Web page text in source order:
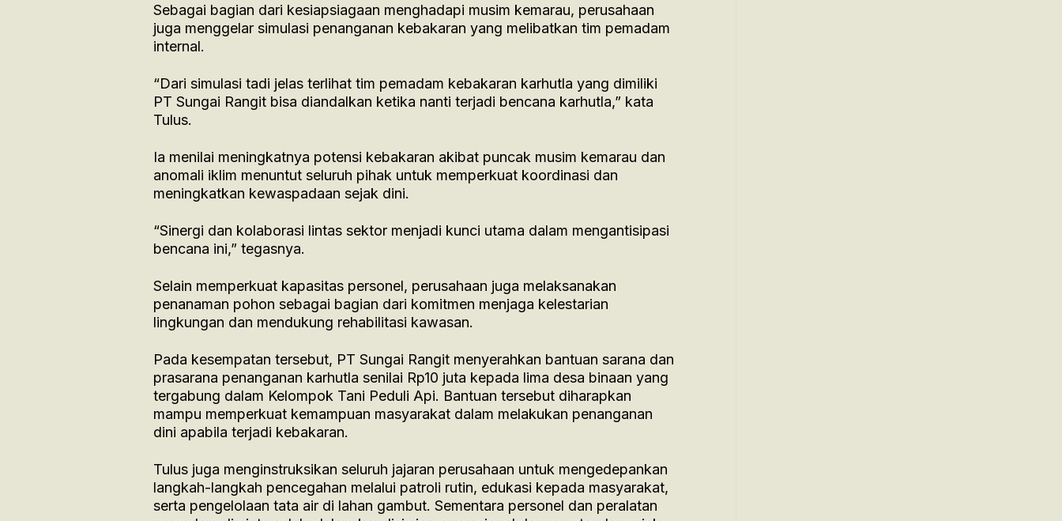
Sebagai bagian dari kesiapsiagaan menghadapi musim kemarau, perusahaan
juga menggelar simulasi penanganan kebakaran yang melibatkan tim pemadam
internal.
“Dari simulasi tadi jelas terlihat tim pemadam kebakaran karhutla yang dimiliki
PT Sungai Rangit bisa diandalkan ketika nanti terjadi bencana karhutla,” kata
Tulus.
Ia menilai meningkatnya potensi kebakaran akibat puncak musim kemarau dan
anomali iklim menuntut seluruh pihak untuk memperkuat koordinasi dan
meningkatkan kewaspadaan sejak dini.
“Sinergi dan kolaborasi lintas sektor menjadi kunci utama dalam mengantisipasi
bencana ini,” tegasnya.
Selain memperkuat kapasitas personel, perusahaan juga melaksanakan
penanaman pohon sebagai bagian dari komitmen menjaga kelestarian
lingkungan dan mendukung rehabilitasi kawasan.
Pada kesempatan tersebut, PT Sungai Rangit menyerahkan bantuan sarana dan
prasarana penanganan karhutla senilai Rp10 juta kepada lima desa binaan yang
tergabung dalam Kelompok Tani Peduli Api. Bantuan tersebut diharapkan
mampu memperkuat kemampuan masyarakat dalam melakukan penanganan
dini apabila terjadi kebakaran.
Tulus juga menginstruksikan seluruh jajaran perusahaan untuk mengedepankan
langkah-langkah pencegahan melalui patroli rutin, edukasi kepada masyarakat,
serta pengelolaan tata air di lahan gambut. Sementara personel dan peralatan